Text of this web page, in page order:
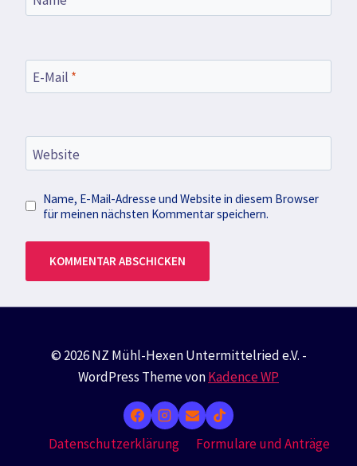
E-Mail *
Website
Name, E-Mail-Adresse und Website in diesem Browser
für meinen nächsten Kommentar speichern.
© 2026 NZ Mühl-Hexen Untermittelried e.V. -
WordPress Theme vonKadence WP
Datenschutzerklärung
Formulare und Anträge